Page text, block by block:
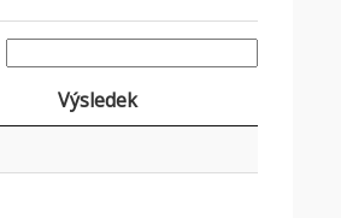
Výsledek